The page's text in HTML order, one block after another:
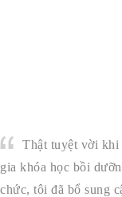
Thật tuyệt vời khi
gia khóa học bồi
chức, tôi đã bổ sung